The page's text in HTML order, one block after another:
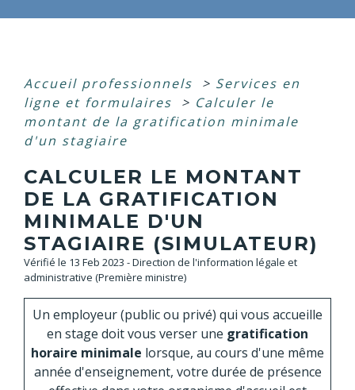
Accueil professionnels > Services en
ligne et formulaires
> Calculer le
montant de la gratification minimale
d'un stagiaire
CALCULER LE MONTANT
DE LA GRATIFICATION
MINIMALE D'UN
STAGIAIRE (SIMULATEUR)
Vérifié le 13 Feb 2023 - Direction de l'information légale et
administrative (Première ministre)
Un employeur (public ou privé) qui vous accueille
en stage doit vous verser une gratification
horaire minimale lorsque, au cours d'une même
année d'enseignement, votre durée de présence